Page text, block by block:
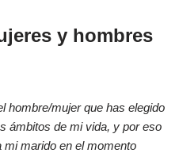
y hombres
hombre/mujer que has elegido
ámbitos de mi vida, y por eso
mi marido en el momento